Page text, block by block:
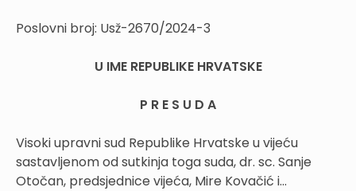
Poslovni broj: Usž-2670/2024-3
U IME REPUBLIKE HRVATSKE
P R E S U D A
Visoki upravni sud Republike Hrvatske u vijeću
sastavljenom od sutkinja toga suda, dr. sc. Sanje
Otočan, predsjednice vijeća, Mire Kovačić i...